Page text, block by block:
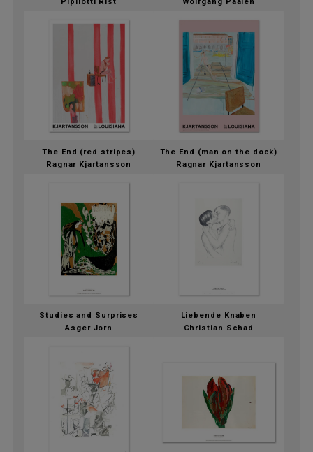
The End (red stripes)
Ragnar Kjartansson
The End (man on the dock)
Ragnar Kjartansson
Studies and Surprises
Asger Jorn
Liebende Knaben
Christian Schad